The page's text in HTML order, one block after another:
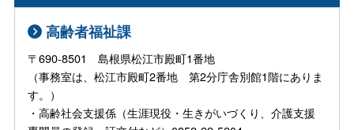
高齢者福祉課
〒690-8501 島根県松江市殿町1番地
（事務室は、松江市殿町2番地 第2分庁舎別館1階にありま
す。）
・高齢社会支援係（生涯現役・生きがいづくり、介護支援